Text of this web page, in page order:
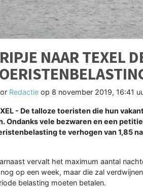
NAAR TEXEL
Redactie op 8 november 2019, 16:41
- De talloze toeristen die hun
Ondanks vele bezwaren en een
te verhogen van 1,85
vervalt het maximum aantal
op een week, maar die zal
belasting moeten betalen.